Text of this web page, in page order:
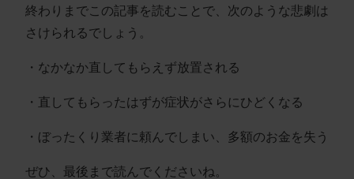
終わりまでこの記事を読むことで、次のような悲劇は
さけられるでしょう。
・なかなか直してもらえず放置される
・直してもらったはずが症状がさらにひどくなる
・ぼったくり業者に頼んでしまい、多額のお金を失う
ぜひ、最後まで読んでくださいね。